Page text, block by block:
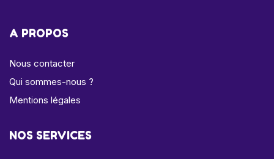
A PROPOS
Nous contacter
Qui sommes-nous ?
Mentions légales
NOS SERVICES